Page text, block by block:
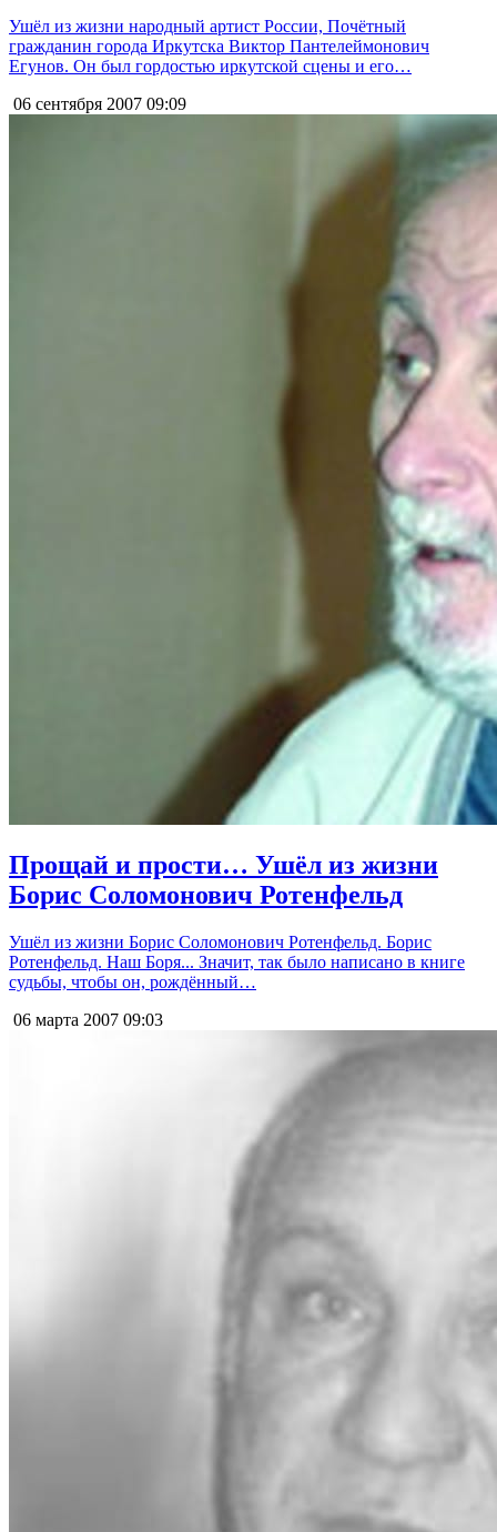
Ушёл из жизни народный артист России, Почётный
гражданин города Иркутска Виктор Пантелеймонович
Егунов. Он был гордостью иркутской сцены и его…
06 сентября 2007 09:09
Прощай и прости… Ушёл из жизни
Борис Соломонович Ротенфельд
Ушёл из жизни Борис Соломонович Ротенфельд. Борис
Ротенфельд. Наш Боря... Значит, так было написано в книге
судьбы, чтобы он, рождённый…
06 марта 2007 09:03